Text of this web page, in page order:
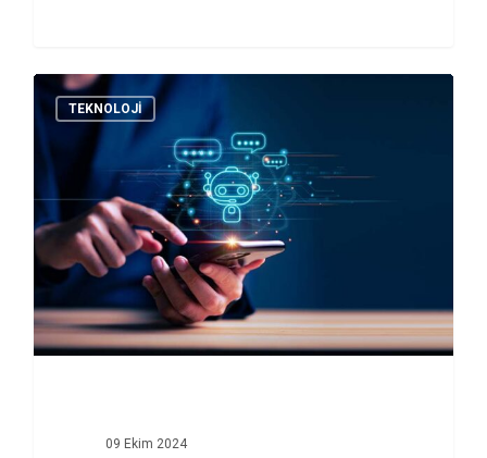
TEKNOLOJI
09 Ekim 2024